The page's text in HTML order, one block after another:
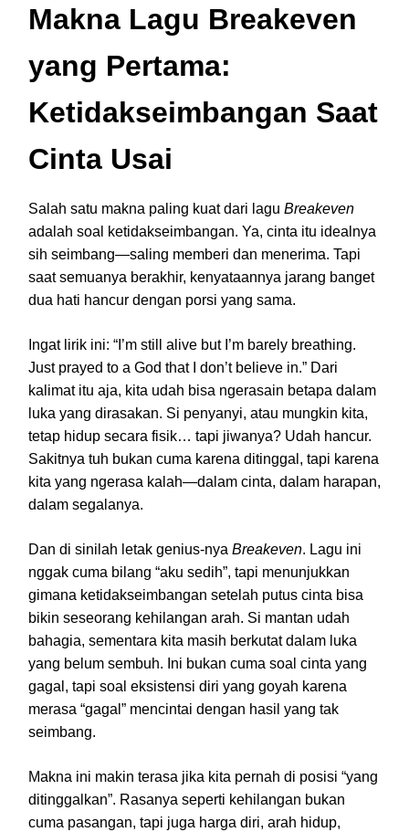
Makna Lagu Breakeven
yang Pertama:
Ketidakseimbangan Saat
Cinta Usai
Salah satu makna paling kuat dari lagu Breakeven
adalah soal ketidakseimbangan. Ya, cinta itu idealnya
sih seimbang—saling memberi dan menerima. Tapi
saat semuanya berakhir, kenyataannya jarang banget
dua hati hancur dengan porsi yang sama.
Ingat lirik ini: “I’m still alive but I’m barely breathing.
Just prayed to a God that I don’t believe in.” Dari
kalimat itu aja, kita udah bisa ngerasain betapa dalam
luka yang dirasakan. Si penyanyi, atau mungkin kita,
tetap hidup secara fisik… tapi jiwanya? Udah hancur.
Sakitnya tuh bukan cuma karena ditinggal, tapi karena
kita yang ngerasa kalah—dalam cinta, dalam harapan,
dalam segalanya.
Dan di sinilah letak genius-nya Breakeven. Lagu ini
nggak cuma bilang “aku sedih”, tapi menunjukkan
gimana ketidakseimbangan setelah putus cinta bisa
bikin seseorang kehilangan arah. Si mantan udah
bahagia, sementara kita masih berkutat dalam luka
yang belum sembuh. Ini bukan cuma soal cinta yang
gagal, tapi soal eksistensi diri yang goyah karena
merasa “gagal” mencintai dengan hasil yang tak
seimbang.
Makna ini makin terasa jika kita pernah di posisi “yang
ditinggalkan”. Rasanya seperti kehilangan bukan
cuma pasangan, tapi juga harga diri, arah hidup,